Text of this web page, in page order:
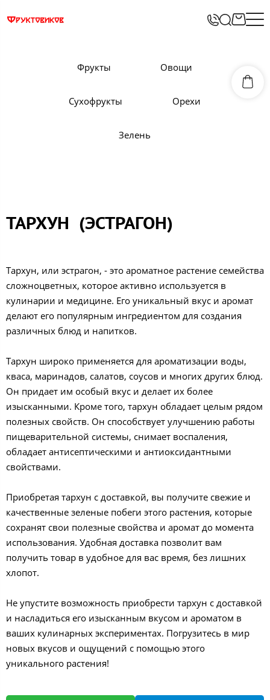
Фрукты Овощи
Сухофрукты Орехи
Зелень
ТАРХУН (ЭСТРАГОН)
Тархун, или эстрагон, - это ароматное растение семейства
сложноцветных, которое активно используется в
кулинарии и медицине. Его уникальный вкус и аромат
делают его популярным ингредиентом для создания
различных блюд и напитков.
Тархун широко применяется для ароматизации воды,
кваса, маринадов, салатов, соусов и многих других блюд.
Он придает им особый вкус и делает их более
изысканными. Кроме того, тархун обладает целым рядом
полезных свойств. Он способствует улучшению работы
пищеварительной системы, снимает воспаления,
обладает антисептическими и антиоксидантными
свойствами.
Приобретая тархун с доставкой, вы получите свежие и
качественные зеленые побеги этого растения, которые
сохранят свои полезные свойства и аромат до момента
использования. Удобная доставка позволит вам
получить товар в удобное для вас время, без лишних
хлопот.
Не упустите возможность приобрести тархун с доставкой
и насладиться его изысканным вкусом и ароматом в
ваших кулинарных экспериментах. Погрузитесь в мир
новых вкусов и ощущений с помощью этого
уникального растения!